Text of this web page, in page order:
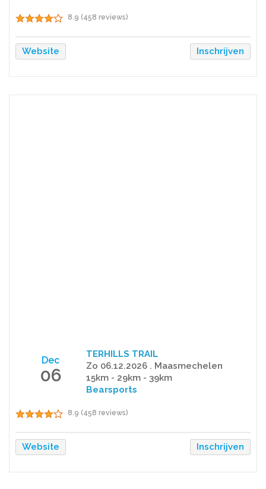
8.9 (458 reviews)
Website Inschrijven
Dec
06
TERHILLS TRAIL
Zo 06.12.2026 . Maasmechelen
15km - 29km - 39km
Bearsports
8.9 (458 reviews)
Website Inschrijven